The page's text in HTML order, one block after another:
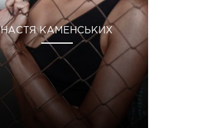
НАСТЯ КАМЕНСЬКИХ